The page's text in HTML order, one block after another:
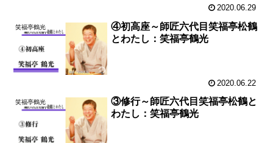
2020.06.29
笑福亭鶴光
④初高座～師匠六代目笑福亭松鶴
とわたし：笑福亭鶴光
2020.06.22
笑福亭鶴光
③修行～師匠六代目笑福亭松鶴と
わたし：笑福亭鶴光